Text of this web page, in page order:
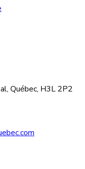
Québec, H3L 2P2